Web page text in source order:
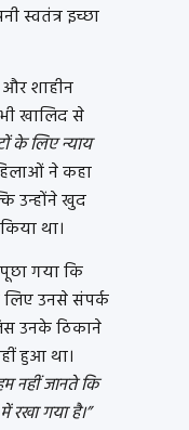
स्वतंत्र इच्छा
शाहीन
खालिद से
के लिए न्याय
ने कहा
उन्होंने खुद
था।
गया कि
उनसे संपर्क
उनके ठिकाने
हुआ था।
नहीं जानते कि
रखा गया है।”